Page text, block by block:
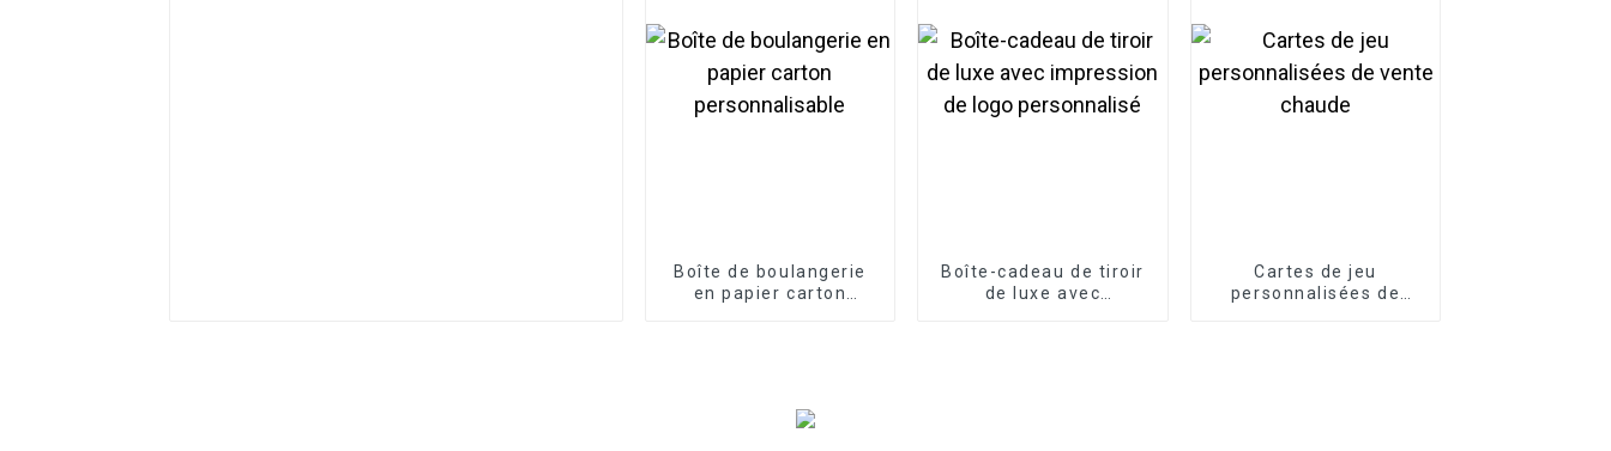
Boîte de boulangerie
en papier carton
Boîte-cadeau de tiroir
de luxe avec
Cartes de jeu
personnalisées de